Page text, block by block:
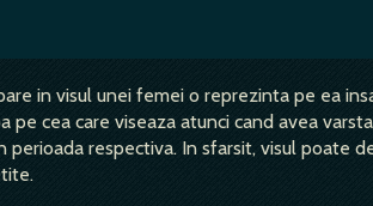
in visul unei femei o reprezinta pe ea
pe cea care viseaza atunci cand avea
respectiva. In sfarsit, visul poate